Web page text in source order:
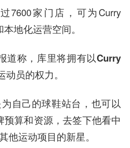
7600家门店，可为Curry
地化运营空间。
道称，库里将拥有以Curry
员的权力。
自己的球鞋站台，也可以
算和资源，去签下他看中
他运动项目的新星。